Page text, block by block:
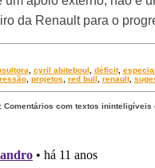
da Renault para o
cyril abiteboul déficit,
, projetos red bull renault,
Comentários com textos